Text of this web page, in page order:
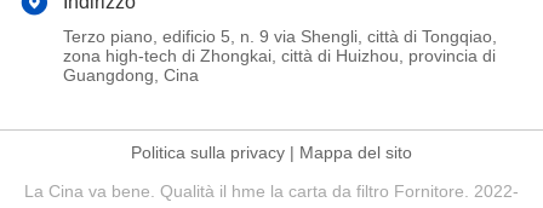
Terzo piano, edificio 5, n. 9 via Shengli, città di Tongqiao,
zona high-tech di Zhongkai, città di Huizhou, provincia di
Guangdong, Cina
Politica sulla privacy | Mappa del sito
La Cina va bene. Qualità il hme la carta da filtro Fornitore. 2022-